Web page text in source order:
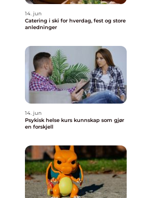
14. jun
Catering i ski for hverdag, fest og store
anledninger
14. jun
Psykisk helse kurs kunnskap som gjør
en forskjell